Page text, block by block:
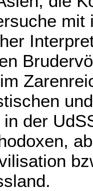
mit
der